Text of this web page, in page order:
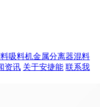
吸料机金属分离器混料
资讯 关于安捷能 联系我